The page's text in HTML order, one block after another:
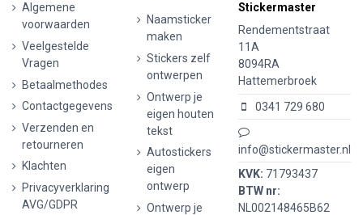
Algemene
voorwaarden
Veelgestelde
Vragen
Betaalmethodes
Contactgegevens
Verzenden en
retourneren
Klachten
Privacyverklaring
AVG/GDPR
Naamsticker
maken
Stickers zelf
ontwerpen
Ontwerp je
eigen houten
tekst
Autostickers
eigen
ontwerp
Ontwerp je
Stickermaster
Rendementstraat
11A
8094RA
Hattemerbroek
0341 729 680
info@stickermaster.nl
KVK: 71793437
BTW nr:
NL002148465B62